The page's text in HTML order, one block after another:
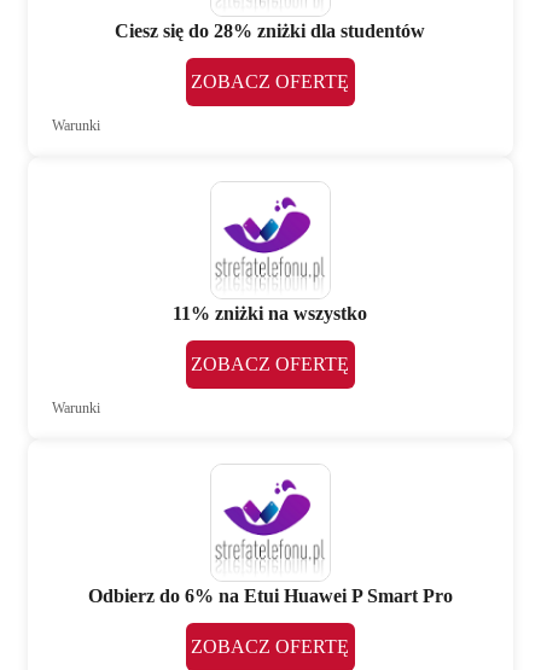
Ciesz się do 28% zniżki dla studentów
ZOBACZ OFERTĘ
Warunki
11% zniżki na wszystko
ZOBACZ OFERTĘ
Warunki
Odbierz do 6% na Etui Huawei P Smart Pro
ZOBACZ OFERTĘ